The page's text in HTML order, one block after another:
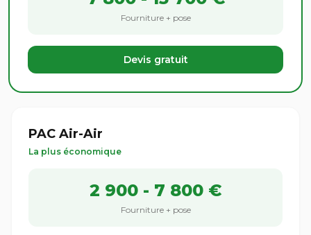
Fourniture + pose
Devis gratuit
PAC Air-Air
La plus économique
2 900 - 7 800 €
Fourniture + pose